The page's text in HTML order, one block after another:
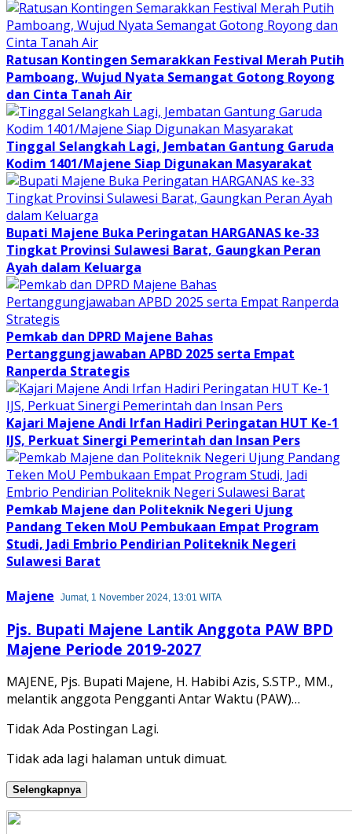
Ratusan Kontingen Semarakkan Festival Merah Putih
Pamboang, Wujud Nyata Semangat Gotong Royong
dan Cinta Tanah Air
Tinggal Selangkah Lagi, Jembatan Gantung Garuda
Kodim 1401/Majene Siap Digunakan Masyarakat
Bupati Majene Buka Peringatan HARGANAS ke-33
Tingkat Provinsi Sulawesi Barat, Gaungkan Peran
Ayah dalam Keluarga
Pemkab dan DPRD Majene Bahas
Pertanggungjawaban APBD 2025 serta Empat
Ranperda Strategis
Kajari Majene Andi Irfan Hadiri Peringatan HUT Ke-1
IJS, Perkuat Sinergi Pemerintah dan Insan Pers
Pemkab Majene dan Politeknik Negeri Ujung
Pandang Teken MoU Pembukaan Empat Program
Studi, Jadi Embrio Pendirian Politeknik Negeri
Sulawesi Barat
Majene
Jumat, 1 November 2024, 13:01 WITA
Pjs. Bupati Majene Lantik Anggota PAW BPD
Majene Periode 2019-2027
MAJENE, Pjs. Bupati Majene, H. Habibi Azis, S.STP., MM.,
melantik anggota Pengganti Antar Waktu (PAW)…
Tidak Ada Postingan Lagi.
Tidak ada lagi halaman untuk dimuat.
Selengkapnya